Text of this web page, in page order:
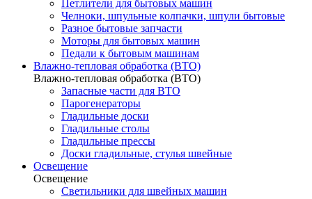
Петлители для бытовых машин
Челноки, шпульные колпачки, шпули бытовые
Разное бытовые запчасти
Моторы для бытовых машин
Педали к бытовым машинам
Влажно-тепловая обработка (ВТО)
Влажно-тепловая обработка (ВТО)
Запасные части для ВТО
Парогенераторы
Гладильные доски
Гладильные столы
Гладильные прессы
Доски гладильные, стулья швейные
Освещение
Освещение
Светильники для швейных машин